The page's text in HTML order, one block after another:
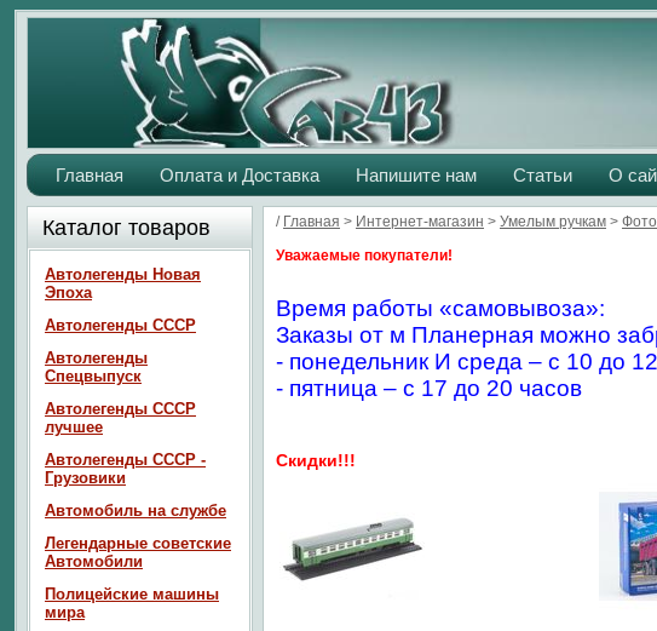
Главная Оплата и Доставка Напишите нам Статьи О
/ Главная > Интернет-магазин > Умелым ручкам >
Уважаемые покупатели!
Время работы «самовывоза»:
Заказы от м Планерная можно
- понедельник И среда – с 10 до
- пятница – с 17 до 20 часов
Скидки!!!
Каталог товаров
Автолегенды Новая
Эпоха
Автолегенды СССР
Автолегенды
Спецвыпуск
Автолегенды СССР
лучшее
Автолегенды СССР -
Грузовики
Автомобиль на службе
Легендарные советские
Автомобили
Полицейские машины
мира